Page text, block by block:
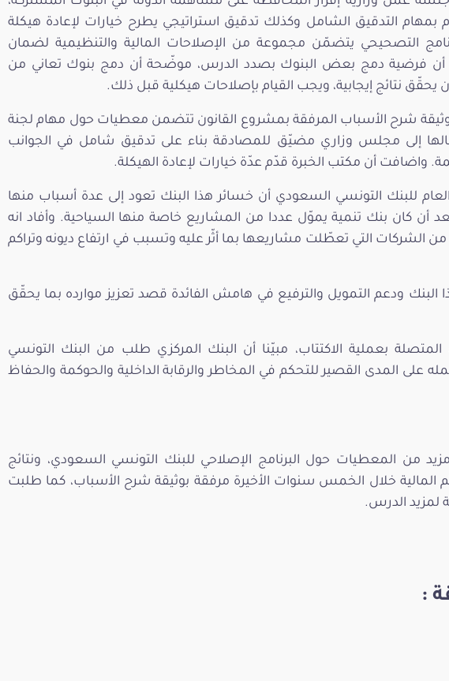
بمهام التدقيق الشامل وكذلك تدقيق استراتيجي يطرح خيارات لإعادة هيكلة
التصحيحي يتضمّن مجموعة من الإصلاحات المالية والتنظيمية لضمان
أن فرضية دمج بعض البنوك بصدد الدرس، موضّحة أن دمج بنوك تعاني من
يحقّق نتائج إيجابية، ويجب القيام بإصلاحات هيكلية قبل ذلك.
وثيقة شرح الأسباب المرفقة بمشروع القانون تتضمن معطيات حول مهام لجنة
إلى مجلس وزاري مضيّق للمصادقة بناء على تدقيق شامل في الجوانب
واضافت أن مكتب الخبرة قدّم عدّة خيارات لإعادة الهيكلة.
للبنك التونسي السعودي أن خسائر هذا البنك تعود إلى عدة أسباب منها
أن كان بنك تنمية يموّل عددا من المشاريع خاصة منها السياحية. وأفاد انه
سنة 2011 عددا من الشركات التي تعطّلت مشاريعها بما أثّر عليه وتسبب في ارتفاع ديونه وتراكم
البنك ودعم التمويل والترفيع في هامش الفائدة قصد تعزيز موارده بما يحقّق
المتصلة بعملية الاكتتاب، مبيّنا أن البنك المركزي طلب من البنك التونسي
على المدى القصير للتحكم في المخاطر والرقابة الداخلية والحوكمة والحفاظ
من المعطيات حول البرنامج الإصلاحي للبنك التونسي السعودي، ونتائج
المالية خلال الخمس سنوات الأخيرة مرفقة بوثيقة شرح الأسباب، كما طلبت
لمزيد الدرس.
: